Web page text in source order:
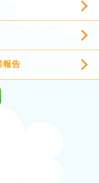
報告